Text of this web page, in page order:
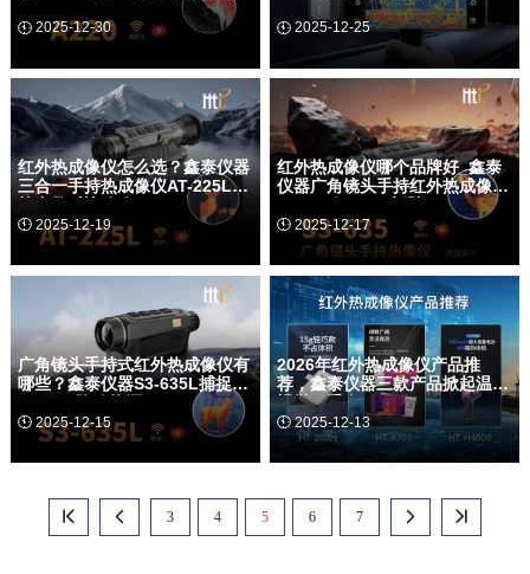
2025-12-30
泰仪器仪表有限公司推出的A220“三
合一”红外瞄具以<380g的羽量级机身
率先突围，仅相当于带壳iPad mini6
的重量…
 2025-12-25
外热像仪研发与制造十五年，近期推
出面向消费级市场的HT-203U手机系
列红外热成像仪，以“把专业测温装进
口袋”为理念，将航空级铝…
红外热成像仪怎么选？鑫泰仪器
三合一手持热成像仪AT-225L硬
2025-12-19
在安防、户外与工业巡检需求并存的
今天，东莞市鑫泰仪器仪表有限公司
推出AT-225L三合一手持热成像仪，
用一台掌心大小的设备把“套瞄、热
瞄、手持观测”三大功能合而…
红外热成像仪哪个品牌好_鑫泰
仪器广角镜头手持红外热成像
 2025-12-17
在户外夜探、电力巡检与安防搜救的
多重需求下，东莞市鑫泰仪器仪表有
限公司推出仅重280 g的S3-635广角
手持红外热像仪，将“轻”与“强”首次同
时写进掌心。机身…
广角镜头手持式红外热成像仪有
哪些？鑫泰仪器S3-635L捕捉
2025-12-15
在户外夜观、电力巡检与应急救援等
动”的热像仪就是第二双眼睛。东莞市
鑫泰仪器仪表有限公司最新推出的
2026年红外热成像仪产品推
荐，鑫泰仪器三款产品掀起温度
视觉三重奏
2025-12-13
鑫泰仪器日前发布HT-203H、HT-
专业级温度视觉装进手机夹、测距望
远镜和电工工具包，让户外玩家、巡
  3 4 5 6 7  